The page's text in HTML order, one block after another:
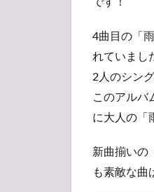
4曲目の「
れていまし
2人のシン
このアル
に大人の「
新曲揃いの
も素敵な曲